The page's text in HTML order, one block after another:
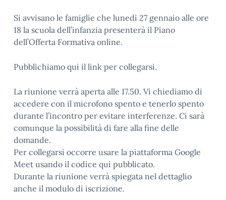
Si avvisano le famiglie che lunedì 27 gennaio alle ore
18 la scuola dell’infanzia presenterà il Piano
dell’Offerta Formativa online.
Pubblichiamo qui il link per collegarsi.
La riunione verrà aperta alle 17.50. Vi chiediamo di
accedere con il microfono spento e tenerlo spento
durante l’incontro per evitare interferenze. Ci sarà
comunque la possibilità di fare alla fine delle
domande.
Per collegarsi occorre usare la piattaforma Google
Meet usando il codice qui pubblicato.
Durante la riunione verrà spiegata nel dettaglio
anche il modulo di iscrizione.